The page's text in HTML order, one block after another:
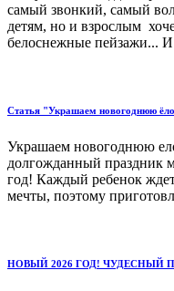
самый звонкий, самый
детям, но и взрослым
белоснежные пейзажи...
Статья "Украшаем новогоднюю
Украшаем новогоднюю
долгожданный праздник
год! Каждый ребенок
мечты, поэтому
НОВЫЙ 2026 ГОД! ЧУДЕСНЫЙ